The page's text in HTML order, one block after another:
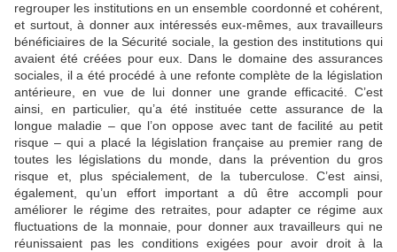
regrouper les institutions en un ensemble coordonné et cohérent,
et surtout, à donner aux intéressés eux-mêmes, aux travailleurs
bénéficiaires de la Sécurité sociale, la gestion des institutions qui
avaient été créées pour eux. Dans le domaine des assurances
sociales, il a été procédé à une refonte complète de la législation
antérieure, en vue de lui donner une grande efficacité. C’est
ainsi, en particulier, qu’a été instituée cette assurance de la
longue maladie – que l’on oppose avec tant de facilité au petit
risque – qui a placé la législation française au premier rang de
toutes les législations du monde, dans la prévention du gros
risque et, plus spécialement, de la tuberculose. C’est ainsi,
également, qu’un effort important a dû être accompli pour
améliorer le régime des retraites, pour adapter ce régime aux
fluctuations de la monnaie, pour donner aux travailleurs qui ne
réunissaient pas les conditions exigées pour avoir droit à la